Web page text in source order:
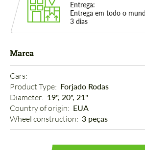
Entrega:
Entrega em todo o
3 dias
Marca
Cars:
Product Type: Forjado Rodas
Diameter: 19", 20", 21"
Country of origin: EUA
Wheel construction: 3 peças